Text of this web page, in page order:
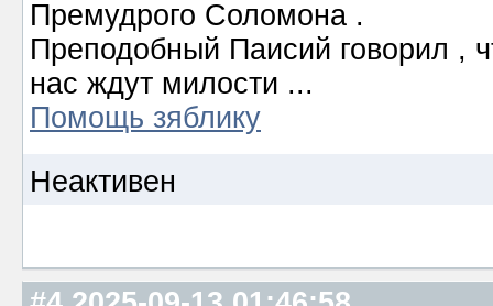
Премудрого Соломона .
Преподобный Паисий говорил ,
нас ждут милости ...
Помощь зяблику
Неактивен